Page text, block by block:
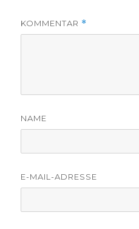
KOMMENTAR *
NAME
E-MAIL-ADRESSE